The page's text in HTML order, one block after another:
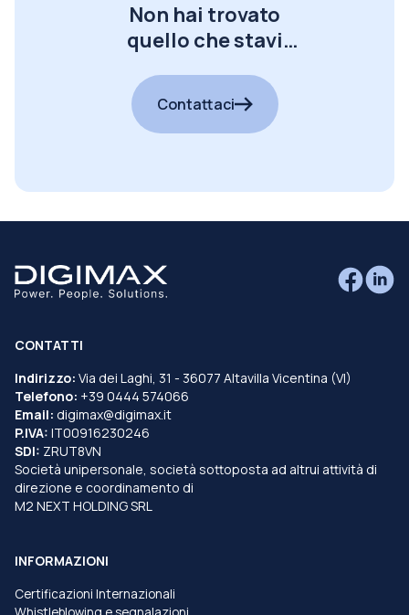
Non hai trovato
quello che stavi
Contattaci
CONTATTI
Indirizzo: Via dei Laghi, 31 - 36077 Altavilla Vicentina (VI)
Telefono: +39 0444 574066
Email: digimax@digimax.it
P.IVA: IT00916230246
SDI: ZRUT8VN
Società unipersonale, società sottoposta ad altrui attività di
direzione e coordinamento di
M2 NEXT HOLDING SRL
INFORMAZIONI
Certificazioni Internazionali